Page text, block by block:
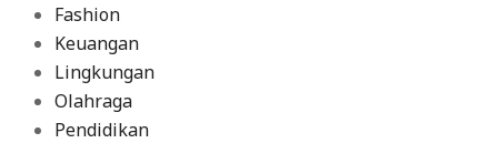
Fashion
Keuangan
Lingkungan
Olahraga
Pendidikan